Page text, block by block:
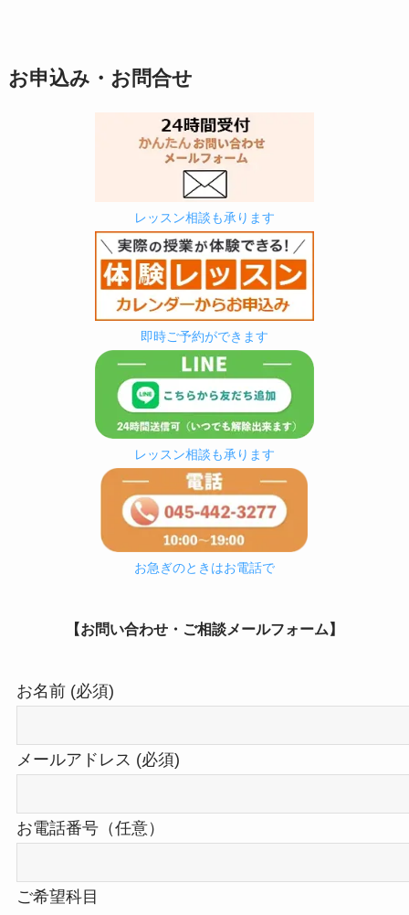
お申込み・お問合せ
レッスン相談も承ります
即時ご予約ができます
レッスン相談も承ります
お急ぎのときはお電話で
【お問い合わせ・ご相談メールフォーム】
お名前 (必須)
メールアドレス (必須)
お電話番号（任意）
ご希望科目